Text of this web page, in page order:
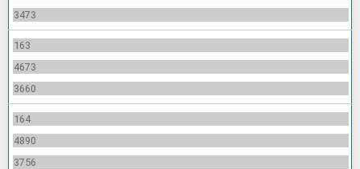
3473
163
4673
3660
164
4890
3756